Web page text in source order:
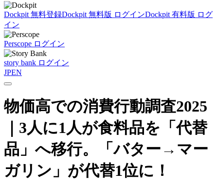
Dockpit 無料登録Dockpit 無料版 ログインDockpit 有料版 ログ
イン
Perscope ログイン
story bank ログイン
JPEN
物価高での消費行動調査2025
｜3人に1人が食料品を「代替
品」へ移行。「バター→マー
ガリン」が代替1位に！